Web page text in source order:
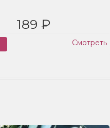
189 ₽
Смотреть